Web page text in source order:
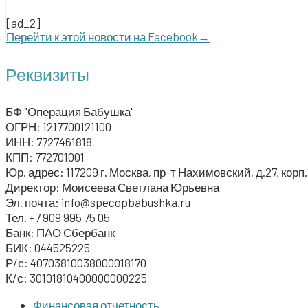
[ad_2]
Перей­ти к этой ново­сти на Facebook→
Реквизиты
БФ "Операция Бабушка"
ОГРН: 1217700121100
ИНН: 7727461818
КПП: 772701001
Юр. адрес: 117209 г. Москва, пр-т Нахимовский, д.27,
Директор: Моисеева Светлана Юрьевна
Эл. почта: info@specopbabushka.ru
Тел. +7 909 995 75 05
Банк: ПАО Сбербанк
БИК: 044525225
Р/с: 40703810038000018170
К/с: 30101810400000000225
Финансовая отчетность